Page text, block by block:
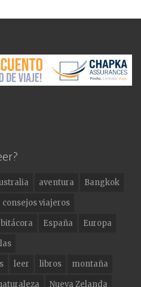
aventura
Bangkok
consejos viajeros
España
Europa
leer libros
montaña
Nueva Zelanda